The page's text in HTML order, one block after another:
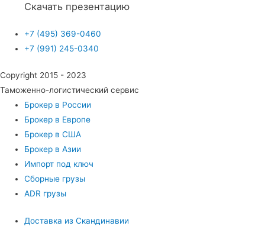
Скачать презентацию
+7 (495) 369-0460
+7 (991) 245-0340
Copyright 2015 - 2023
Таможенно-логистический сервис
Брокер в России
Брокер в Европе
Брокер в США
Брокер в Азии
Импорт под ключ
Сборные грузы
ADR грузы
Доставка из Скандинавии